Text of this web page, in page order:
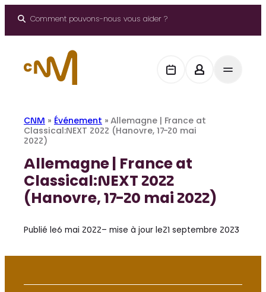
Comment pouvons-nous vous aider ?
CNM » Événement » Allemagne | France at
Classical:NEXT 2022 (Hanovre, 17-20 mai
2022)
Allemagne | France at
Classical:NEXT 2022
(Hanovre, 17-20 mai 2022)
Publié le6 mai 2022– mise à jour le21 septembre 2023